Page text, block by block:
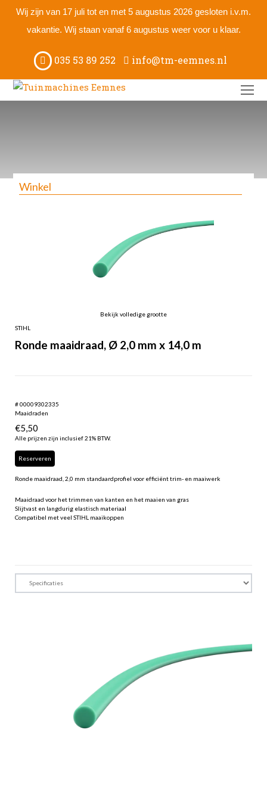
Wij zijn van 17 juli tot en met 5 augustus 2026 gesloten i.v.m.
vakantie. Wij staan vanaf 6 augustus weer voor u klaar.
035 53 89 252 info@tm-eemnes.nl
Winkel
Bekijk volledige grootte
STIHL
Ronde maaidraad, Ø 2,0 mm x 14,0 m
# 00009302335
Maaidraden
€5,50
Alle prijzen zijn inclusief 21% BTW.
Reserveren
Ronde maaidraad, 2,0 mm standaardprofiel voor efficiënt trim- en maaiwerk
Maaidraad voor het trimmen van kanten en het maaien van gras
Slijtvast en langdurig elastisch materiaal
Compatibel met veel STIHL maaikoppen